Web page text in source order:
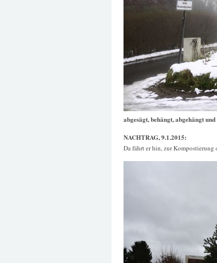
abgesägt, behängt, abgehängt
NACHTRAG, 9.1.2015:
Da fährt er hin, zur Kompostierung